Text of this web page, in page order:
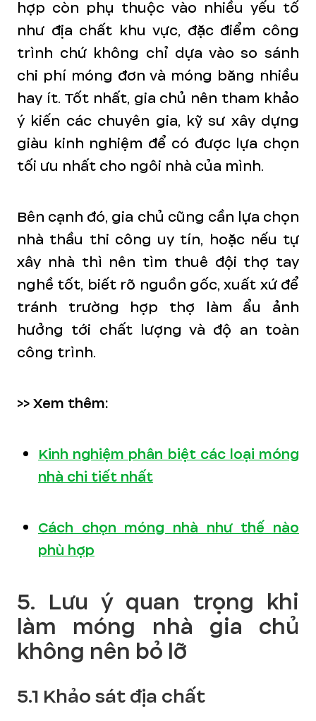
hợp còn phụ thuộc vào nhiều yếu tố
như địa chất khu vực, đặc điểm công
trình chứ không chỉ dựa vào so sánh
chi phí móng đơn và móng băng nhiều
hay ít. Tốt nhất, gia chủ nên tham khảo
ý kiến các chuyên gia, kỹ sư xây dựng
giàu kinh nghiệm để có được lựa chọn
tối ưu nhất cho ngôi nhà của mình.
Bên cạnh đó, gia chủ cũng cần lựa chọn
nhà thầu thi công uy tín, hoặc nếu tự
xây nhà thì nên tìm thuê đội thợ tay
nghề tốt, biết rõ nguồn gốc, xuất xứ để
tránh trường hợp thợ làm ẩu ảnh
hưởng tới chất lượng và độ an toàn
công trình.
>> Xem thêm:
Kinh nghiệm phân biệt các loại móng
nhà chi tiết nhất
Cách chọn móng nhà như thế nào
phù hợp
5. Lưu ý quan trọng khi
làm móng nhà gia chủ
không nên bỏ lỡ
5.1 Khảo sát địa chất